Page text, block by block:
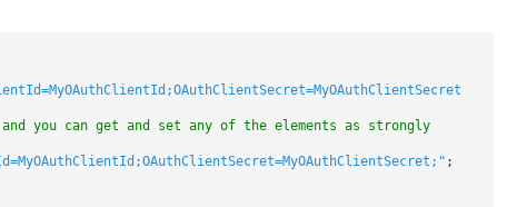
you can get and set any of the elements as strongly
;